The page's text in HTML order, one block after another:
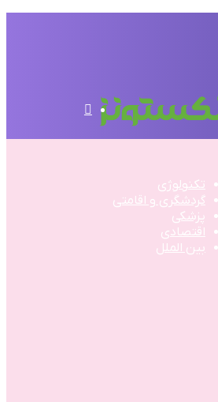
تکنولوژی
گردشگری و اقامتی
پزشکی
اقتصادی
بین الملل